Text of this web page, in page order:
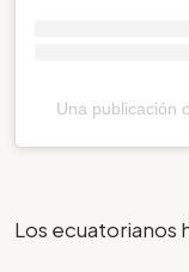
Una publicación
Los ecuatorianos